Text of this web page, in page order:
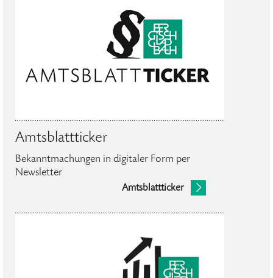
Amtsblattticker
Bekanntmachungen in digitaler Form per
Newsletter
Amtsblattticker